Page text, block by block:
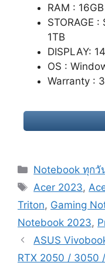
RAM :
STORAGE
1TB
DISPLAY:
OS :
Warranty :
Categories
Notebook ทุกวั
Tags
Acer 2023,
Triton, Gaming
Notebook 2023,
Post
navigation
ASUS
RTX 2050 / 3050